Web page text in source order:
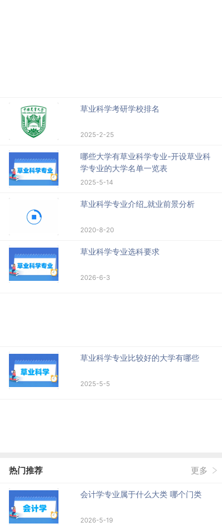
草业科学考研学校排名
2025-2-25
哪些大学有草业科学专业-开设草业科
学专业的大学名单一览表
2025-5-14
草业科学专业介绍_就业前景分析
2020-8-20
草业科学专业选科要求
2026-6-3
草业科学专业比较好的大学有哪些
2025-5-5
热门推荐 更多
会计学专业属于什么大类 哪个门类
2026-5-19